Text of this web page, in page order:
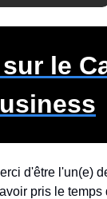
le
d'être l'un(e)
pris le